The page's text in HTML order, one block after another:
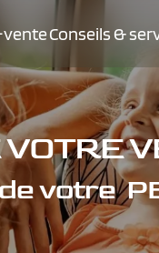
Conseils &
votre